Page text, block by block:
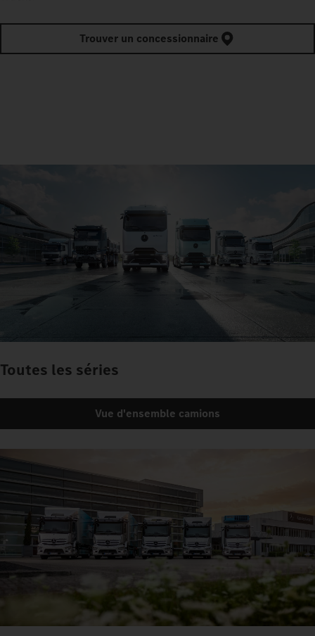
Trouver un concessionnaire
Toutes les séries
Vue d'ensemble camions